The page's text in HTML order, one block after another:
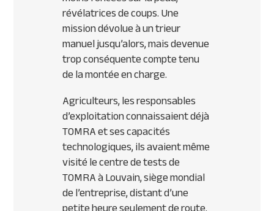
révélatrices de coups. Une
mission dévolue à un trieur
manuel jusqu’alors, mais devenue
trop conséquente compte tenu
de la montée en charge.
Agriculteurs, les responsables
d’exploitation connaissaient déjà
TOMRA et ses capacités
technologiques, ils avaient même
visité le centre de tests de
TOMRA à Louvain, siège mondial
de l’entreprise, distant d’une